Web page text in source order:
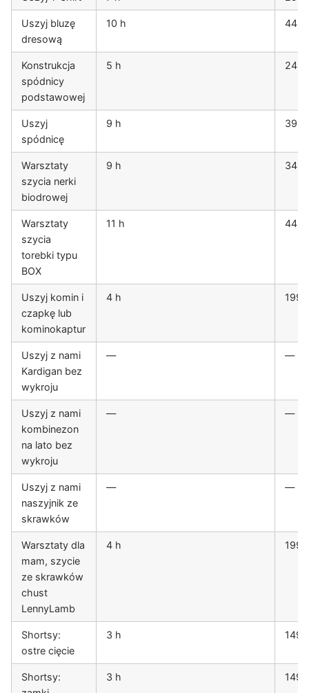
Uszyj bluzę
dresową
10 h 449
Konstrukcja
spódnicy
podstawowej
5 h 249
Uszyj
spódnicę
9 h 399
Warsztaty
szycia nerki
biodrowej
9 h 349
Warsztaty
szycia
torebki typu
BOX
11 h 449
Uszyj komin i
czapkę lub
kominokaptur
4 h 199
Uszyj z nami
Kardigan bez
wykroju
— —
Uszyj z nami
kombinezon
na lato bez
wykroju
— —
Uszyj z nami
naszyjnik ze
skrawków
— —
Warsztaty dla
mam, szycie
ze skrawków
chust
LennyLamb
4 h 199
Shortsy:
ostre cięcie
3 h 149
Shortsy:
3 h 149